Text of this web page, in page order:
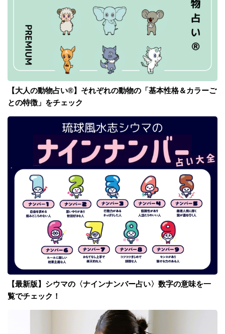
【大人の動物占い®】それぞれの動物の「基本性格＆カラーご
との特徴」をチェック
【最新版】シウマの〈ナインナンバー占い〉数字の意味を一
覧でチェック！